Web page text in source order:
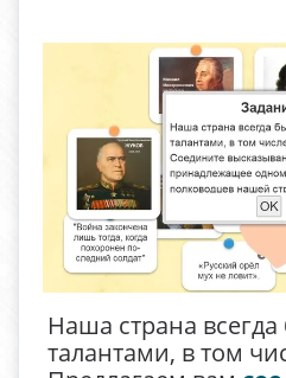
Наша страна всегда
талантами, в том